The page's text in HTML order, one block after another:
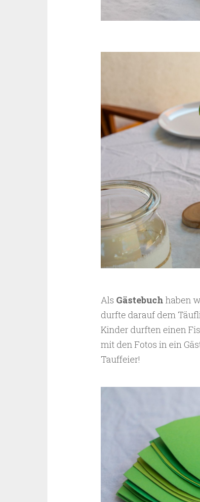
Als Gästebuch haben
durfte darauf dem
Kinder durften einen
mit den Fotos in ein
Tauffeier!